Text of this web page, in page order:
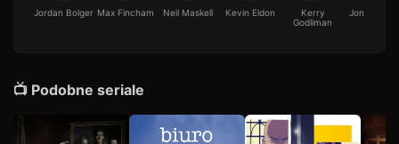
Jordan Bolger Max Fincham Neil Maskell Kevin Eldon
Kerry
Godliman
Jon
📺 Podobne seriale